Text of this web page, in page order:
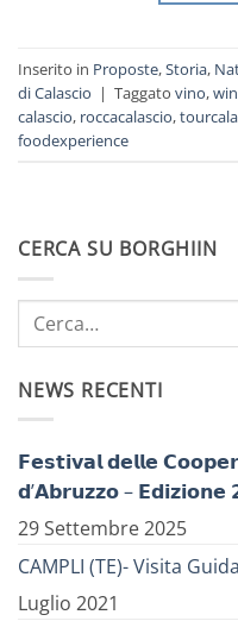
Inserito in Proposte,Storia,
di Calascio | Taggato vino,
calascio, roccacalascio,
foodexperience
CERCA SU BORGHIIN
NEWS RECENTI
𝗙𝗲𝘀𝘁𝗶𝘃𝗮𝗹 𝗱𝗲𝗹𝗹𝗲
𝗱’𝗔𝗯𝗿𝘂𝘇𝘇𝗼 – 𝗘𝗱𝗶𝘇𝗶𝗼𝗻𝗲
29 Settembre 2025
CAMPLI (TE)- Visita
Luglio 2021